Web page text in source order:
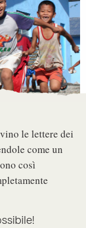
le lettere dei
come un
così